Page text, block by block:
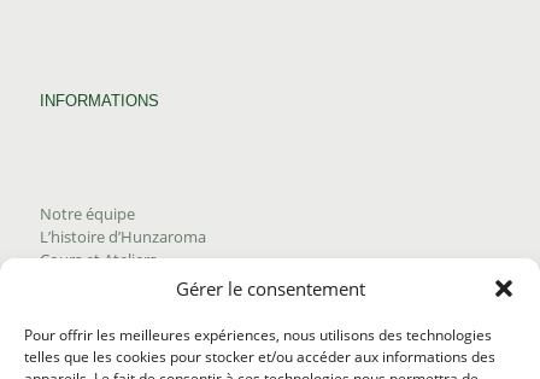
Gérer le consentement
Pour offrir les meilleures expériences, nous utilisons des technologies
telles que les cookies pour stocker et/ou accéder aux informations des
INFORMATIONS
Notre équipe
L’histoire d’Hunzaroma
Cours et Ateliers
Trouver nos produits
Politique de frais d'envoi
Termes et conditions